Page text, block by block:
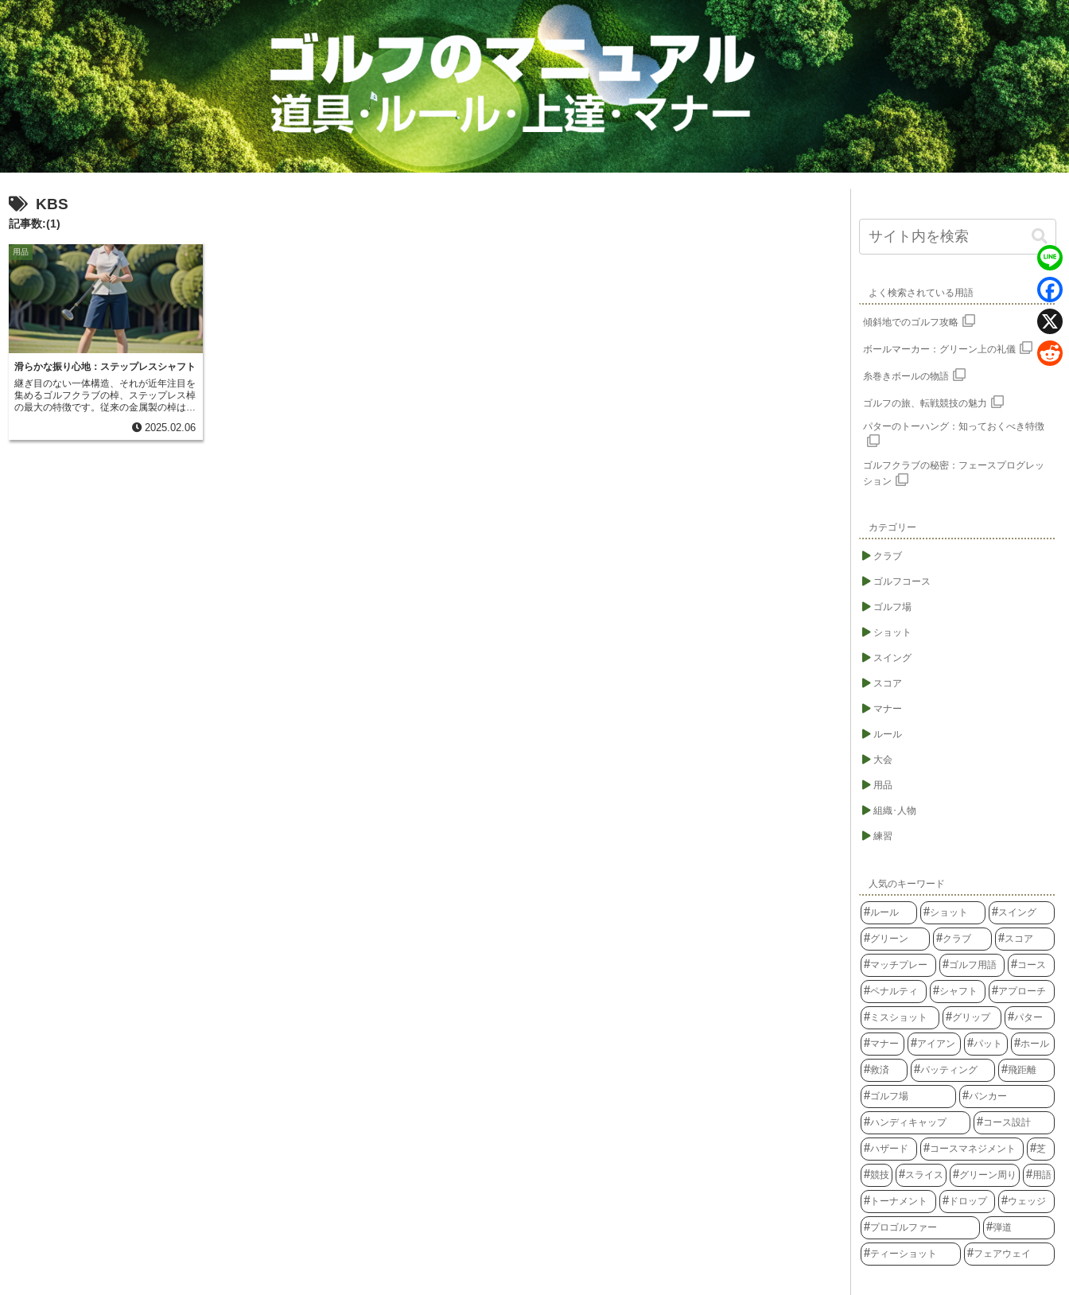
KBS
記事数:(1)
用品
滑らかな振り心地：ステップレスシャフト
継ぎ目のない一体構造、それが近年注目を
集めるゴルフクラブの棹、ステップレス棹
の最大の特徴です。従来の金属製の棹は、
いました。この製造方法は、棹の硬さを調
整する上で有効でしたが、同時に溶接部分
2025.02.06
よく検索されている用語
傾斜地でのゴルフ攻略
ボールマーカー：グリーン上の礼儀
糸巻きボールの物語
ゴルフの旅、転戦競技の魅力
パターのトーハング：知っておくべき特徴
ゴルフクラブの秘密：フェースプログレッ
ション
カテゴリー
クラブ
ゴルフコース
ゴルフ場
ショット
スイング
スコア
マナー
ルール
大会
用品
組織･人物
練習
人気のキーワード
ルール ショット スイング
グリーン クラブ スコア
マッチプレー ゴルフ用語 コース
ペナルティ シャフト アプローチ
ミスショット グリップ パター
マナー アイアン パット ホール
救済 パッティング 飛距離
ゴルフ場 バンカー
ハンディキャップ コース設計
ハザード コースマネジメント 芝
競技 スライス グリーン周り 用語
トーナメント ドロップ ウェッジ
プロゴルファー 弾道
ティーショット フェアウェイ
L
i
n
e
F
a
c
o
X
d